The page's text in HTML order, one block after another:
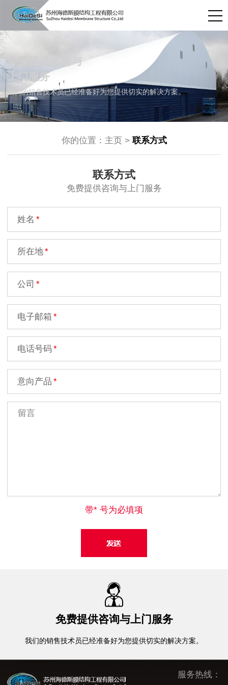
免费提供咨询与
上门服务
我们的销售技术员已经准备好为您提供切实的解决方案。
你的位置： 主页> 联系方式
联系方式
免费提供咨询与上门服务
姓名
所在地
公司
电子邮箱
电话号码
意向产品
带* 号为必填项
免费提供咨询与上门服务
我们的销售技术员已经准备好为您提供切实的解决方案。
服务热线：